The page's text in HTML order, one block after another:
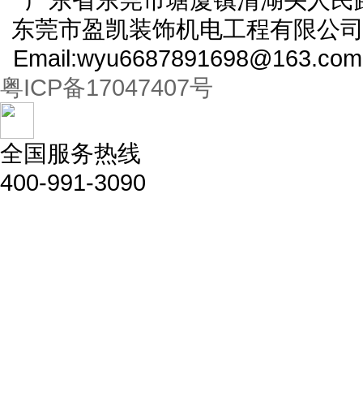
东莞市盈凯装饰机电工程有限公
Email:wyu6687891698@163.com
粤ICP备17047407号
全国服务热线
400-991-3090